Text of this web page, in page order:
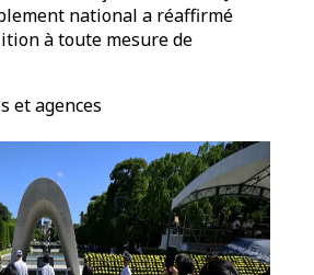
national a réaffirmé
à toute mesure de
et agences